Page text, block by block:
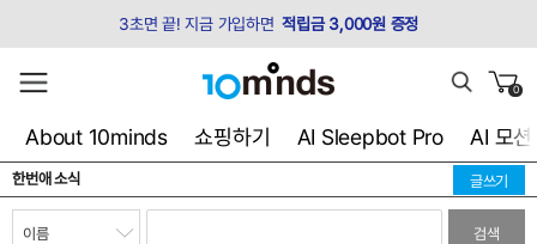
3초면 끝! 지금 가입하면 적립금 3,000원 증정
0
About 10minds 쇼핑하기 AI Sleepbot Pro AI 모션
한번애 소식 글쓰기
검색